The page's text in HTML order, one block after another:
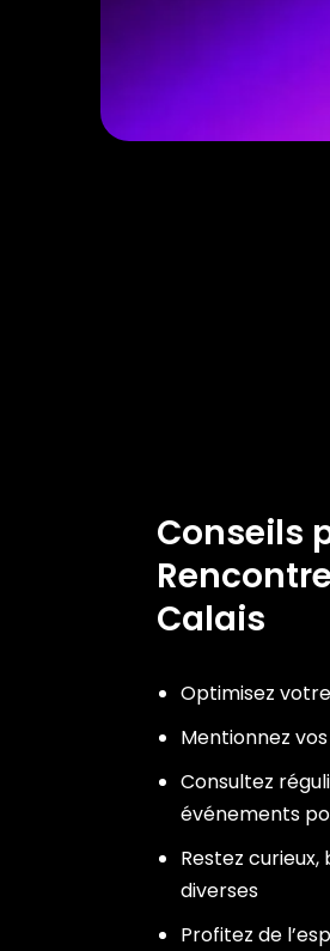
Conseils
Calais
Optimisez
Mentionnez
Consultez
événements
Restez
diverses
Profitez de